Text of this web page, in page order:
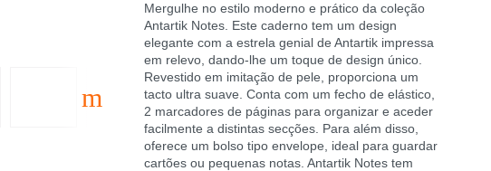
Mergulhe no estilo moderno e prático da coleção
Antartik Notes. Este caderno tem um design
elegante com a estrela genial de Antartik impressa
em relevo, dando-lhe um toque de design único.
Revestido em imitação de pele, proporciona um
tacto ultra suave. Conta com um fecho de elástico,
2 marcadores de páginas para organizar e aceder
facilmente a distintas secções. Para além disso,
oferece um bolso tipo envelope, ideal para guardar
cartões ou pequenas notas. Antartik Notes tem